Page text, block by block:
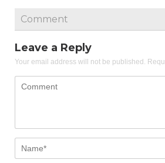
Comment
Leave a Reply
Your email address will not be published.